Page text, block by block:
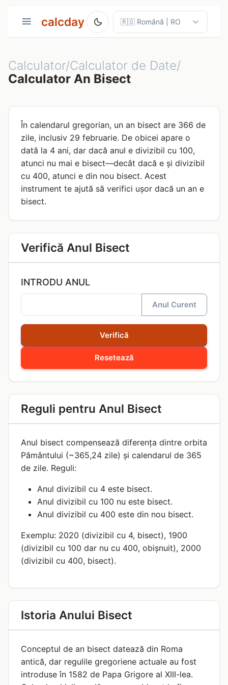
calcday
Calculator/Calculator de Date/
Calculator An Bisect
În calendarul gregorian, un an bisect are 366 de
zile, inclusiv 29 februarie. De obicei apare o
dată la 4 ani, dar dacă anul e divizibil cu 100,
atunci nu mai e bisect—decât dacă e și divizibil
cu 400, atunci e din nou bisect. Acest
instrument te ajută să verifici ușor dacă un an e
bisect.
Verifică Anul Bisect
INTRODU ANUL
Anul Curent
Resetează
Verifică
Reguli pentru Anul Bisect
Anul bisect compensează diferența dintre orbita
Pământului (~365,24 zile) și calendarul de 365
de zile. Reguli:
Anul divizibil cu 4 este bisect.
Anul divizibil cu 100 nu este bisect.
Anul divizibil cu 400 este din nou bisect.
Exemplu: 2020 (divizibil cu 4, bisect), 1900
(divizibil cu 100 dar nu cu 400, obișnuit), 2000
(divizibil cu 400, bisect).
Istoria Anului Bisect
Conceptul de an bisect datează din Roma
antică, dar regulile gregoriene actuale au fost
introduse în 1582 de Papa Grigore al XIII-lea.